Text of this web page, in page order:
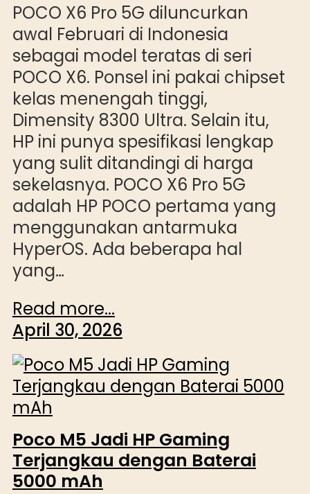
POCO X6 Pro 5G diluncurkan
awal Februari di Indonesia
sebagai model teratas di seri
POCO X6. Ponsel ini pakai chipset
kelas menengah tinggi,
Dimensity 8300 Ultra. Selain itu,
HP ini punya spesifikasi lengkap
yang sulit ditandingi di harga
sekelasnya. POCO X6 Pro 5G
adalah HP POCO pertama yang
menggunakan antarmuka
HyperOS. Ada beberapa hal
yang…
Read more...
April 30, 2026
Poco M5 Jadi HP Gaming
Terjangkau dengan Baterai
5000 mAh